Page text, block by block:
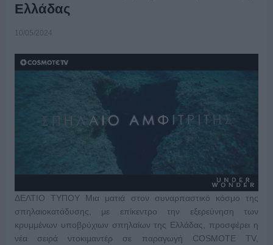
Ελλάδας
10/05/2024
ΔΕΛΤΙΟ ΤΥΠΟΥ Μια ματιά στον συναρπαστικό κόσμο της
σπηλαιοκατάδυσης, με επίκεντρο την εξερεύνηση των
κρυμμένων υποβρύχιων σπηλαίων της Ελλάδας, προσφέρει η
νέα σειρά ντοκιμαντέρ σε παραγωγή COSMOTE TV,